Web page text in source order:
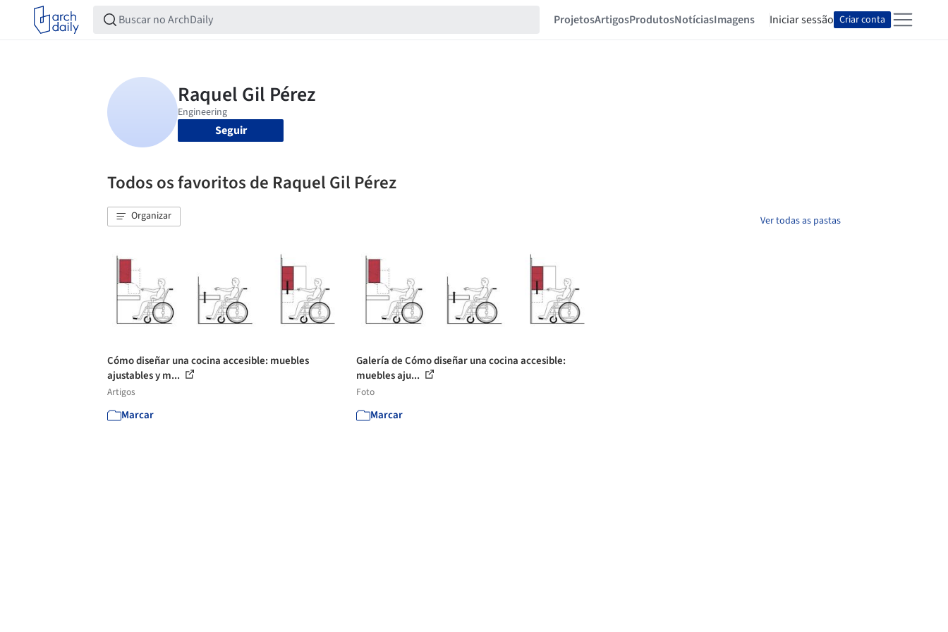
ProjetosArtigosProdutosNotíciasImagens Iniciar sessão Criar conta
Seguir
Todos os favoritos de Raquel Gil Pérez
Organizar Ver todas as pastas
Cómo diseñar una cocina accesible: muebles
ajustables y m...
Artigos
Marcar
Galería de Cómo diseñar una cocina accesible:
muebles aju...
Foto
Marcar